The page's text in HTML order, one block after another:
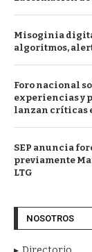
Misoginia
algoritmos,
Foro nacional
experiencias y
lanzan críticas
SEP anuncia
previamente
LTG
NOSOTROS